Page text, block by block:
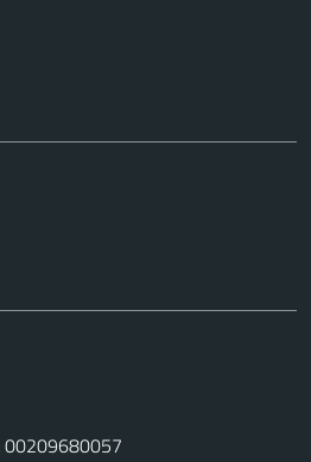
00209680057